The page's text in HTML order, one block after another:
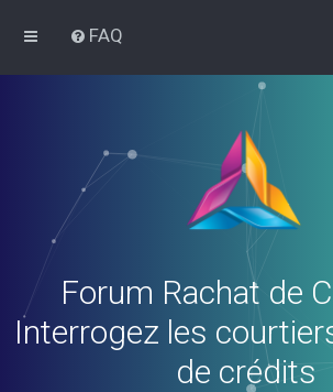
FAQ
Forum Rachat de
Interrogez les
de crédits